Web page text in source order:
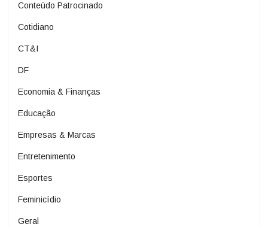
Conteúdo Patrocinado
Cotidiano
CT&I
DF
Economia & Finanças
Educação
Empresas & Marcas
Entretenimento
Esportes
Feminicídio
Geral